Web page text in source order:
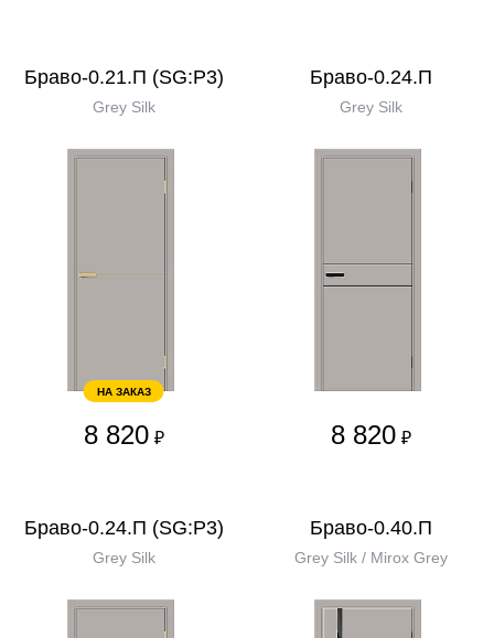
Браво-0.21.П (SG:P3)
Grey Silk
НА ЗАКАЗ
8 820 ₽
Браво-0.24.П
Grey Silk
8 820 ₽
Браво-0.24.П (SG:P3)
Grey Silk
Браво-0.40.П
Grey Silk / Mirox Grey